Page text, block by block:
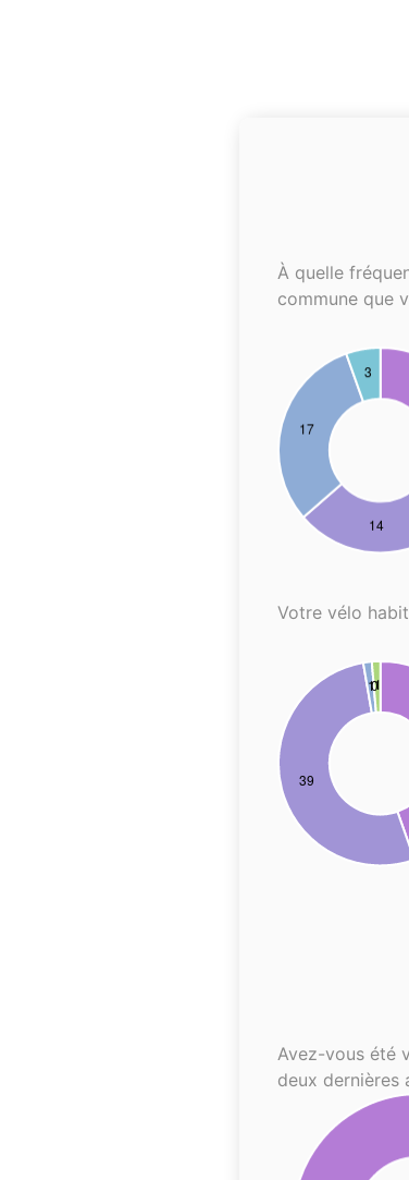
À quelle
commune que
Votre vélo
Avez-vous été
deux dernières